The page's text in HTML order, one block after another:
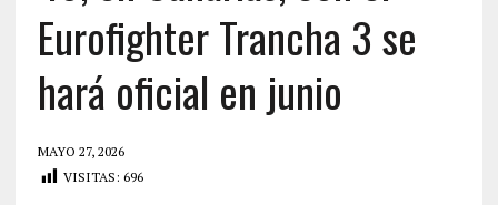
Eurofighter Trancha 3 se
hará oficial en junio
MAYO 27, 2026
VISITAS: 696